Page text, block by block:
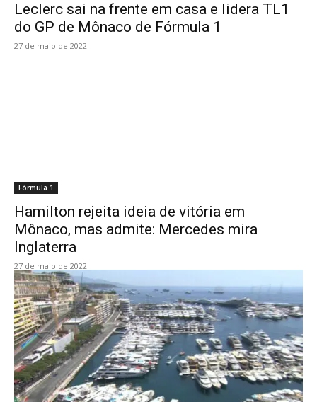
Leclerc sai na frente em casa e lidera TL1
do GP de Mônaco de Fórmula 1
27 de maio de 2022
Fórmula 1
Hamilton rejeita ideia de vitória em
Mônaco, mas admite: Mercedes mira
Inglaterra
27 de maio de 2022